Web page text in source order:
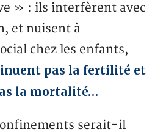
» : ils interfèrent avec
et nuisent à
chez les enfants,
pas la fertilité et
la mortalité…
serait-il